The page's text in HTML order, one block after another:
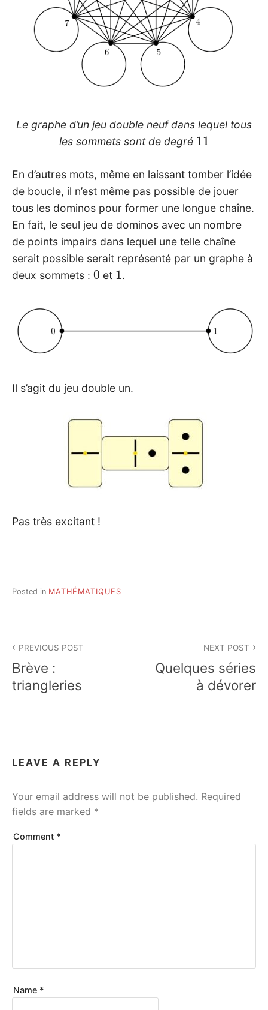
Le graphe d’un jeu double neuf dans lequel tous
les sommets sont de degré
11
En d’autres mots, même en laissant tomber l’idée
de boucle, il n’est même pas possible de jouer
tous les dominos pour former une longue chaîne.
En fait, le seul jeu de dominos avec un nombre
de points impairs dans lequel une telle chaîne
serait possible serait représenté par un graphe à
deux sommets :
0
et
1
.
Il s’agit du jeu double un.
Pas très excitant !
Posted in MATHÉMATIQUES
navigation
PREVIOUS POST
Brève :
triangleries
NEXT POST
Quelques séries
à dévorer
LEAVE A REPLY
Your email address will not be published. Required
fields are marked *
Comment *
Name *